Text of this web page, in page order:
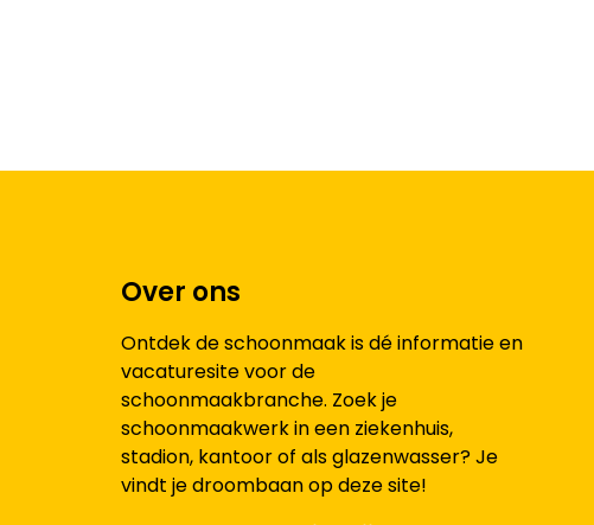
Over ons
Ontdek de schoonmaak is dé informatie en
vacaturesite voor de
schoonmaakbranche. Zoek je
schoonmaakwerk in een ziekenhuis,
stadion, kantoor of als glazenwasser? Je
vindt je droombaan op deze site!